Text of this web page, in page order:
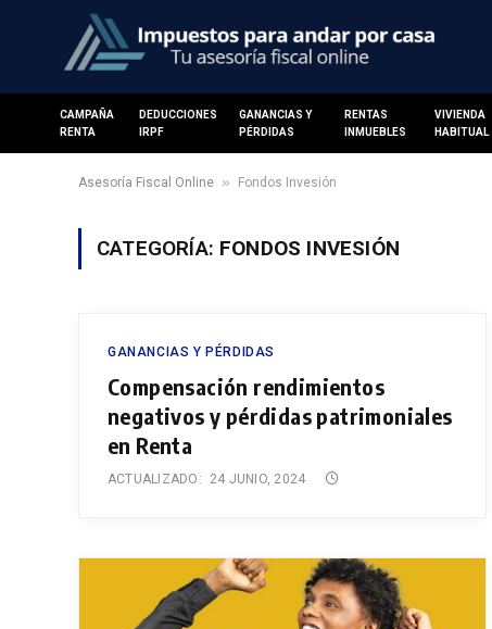
CAMPAÑA
RENTA
DEDUCCIONES
IRPF
GANANCIAS Y
PÉRDIDAS
RENTAS
INMUEBLES
VIVIENDA
HABITUAL
Asesoría Fiscal Online » Fondos Invesión
CATEGORÍA: FONDOS INVESIÓN
GANANCIAS Y PÉRDIDAS
Compensación rendimientos
negativos y pérdidas patrimoniales
en Renta
ACTUALIZADO: 24 JUNIO, 2024